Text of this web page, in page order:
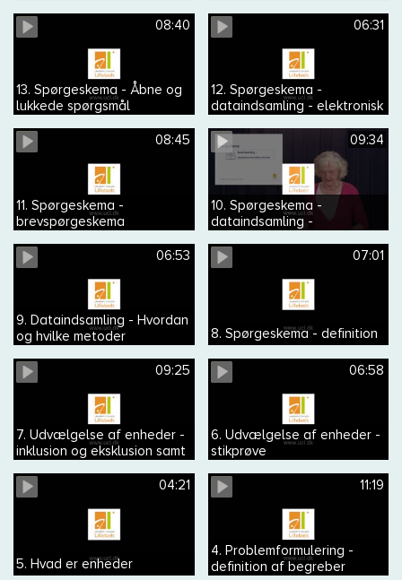
08:40
13. Spørgeskema - Åbne og
lukkede spørgsmål
06:31
12. Spørgeskema -
dataindsamling - elektronisk
08:45
11. Spørgeskema -
brevspørgeskema
09:34
10. Spørgeskema -
dataindsamling -
telefoninterview
06:53
9. Dataindsamling - Hvordan
og hvilke metoder
07:01
8. Spørgeskema - definition
09:25
7. Udvælgelse af enheder -
inklusion og eksklusion samt
generaliserbar
06:58
6. Udvælgelse af enheder -
stikprøve
04:21
5. Hvad er enheder
11:19
4. Problemformulering -
definition af begreber